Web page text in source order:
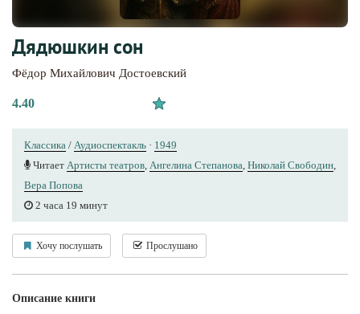
Дядюшкин сон
Фёдор Михайлович Достоевский
4.40
Классика / Аудиоспектакль · 1949
Читает Артисты теaтров Ангелина Степанова Николай Свободин
Вера Попова
2 часа 19 минут
Хочу послушать Прослушано
Описание книги